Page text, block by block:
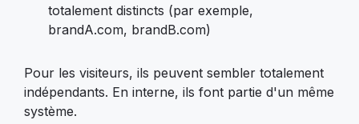
totalement distincts (par exemple,
brandA.com, brandB.com)
Pour les visiteurs, ils peuvent sembler totalement
indépendants. En interne, ils font partie d'un même
système.